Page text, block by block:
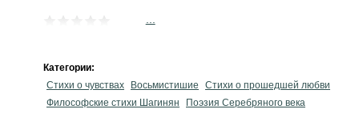
Категории:
Стихи о чувствах
Восьмистишие
Стихи о прошедшей любви
Философские стихи Шагинян
Поэзия Серебряного века